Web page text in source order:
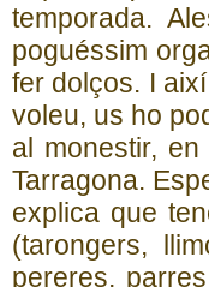
temporada.
poguéssim
fer dolços. I
voleu, us ho
al monestir,
Tarragona.
explica que
(tarongers,
pereres,